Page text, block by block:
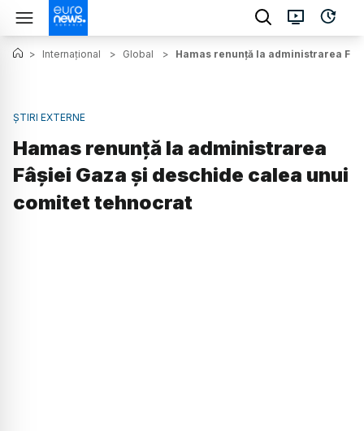
> Internațional > Global > Hamas renunță la administrarea
ȘTIRI EXTERNE
Hamas renunță la administrarea
Fâșiei Gaza și deschide calea unui
comitet tehnocrat